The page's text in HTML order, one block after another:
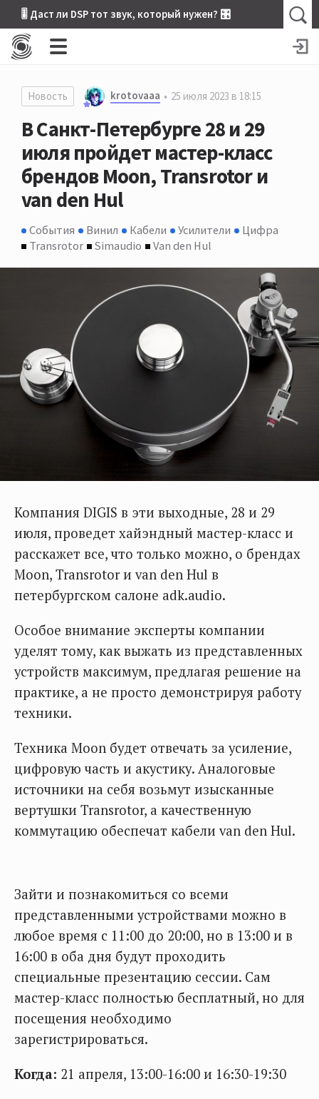
🎚 Даст ли DSP тот звук, который нужен? 🎛
Новость krotovaaa 25 июля 2023 в 18:15
В Санкт-Петербурге 28 и 29
июля пройдет мастер-класс
брендов Moon, Transrotor и
van den Hul
События Винил Кабели Усилители
Цифра
Transrotor
Simaudio Van den Hul
Компания DIGIS в эти выходные, 28 и 29
июля, проведет хайэндный мастер-класс и
расскажет все, что только можно, о брендах
Moon, Transrotor и van den Hul в
петербургском салоне adk.audio.
Особое внимание эксперты компании
уделят тому, как выжать из представленных
устройств максимум, предлагая решение на
практике, а не просто демонстрируя работу
техники.
Техника Moon будет отвечать за усиление,
цифровую часть и акустику. Аналоговые
источники на себя возьмут изысканные
вертушки Transrotor, а качественную
коммутацию обеспечат кабели van den Hul.
Зайти и познакомиться со всеми
представленными устройствами можно в
любое время с 11:00 до 20:00, но в 13:00 и в
16:00 в оба дня будут проходить
специальные презентацию сессии. Сам
мастер-класс полностью бесплатный, но для
посещения необходимо
зарегистрироваться.
Когда: 21 апреля, 13:00-16:00 и 16:30-19:30